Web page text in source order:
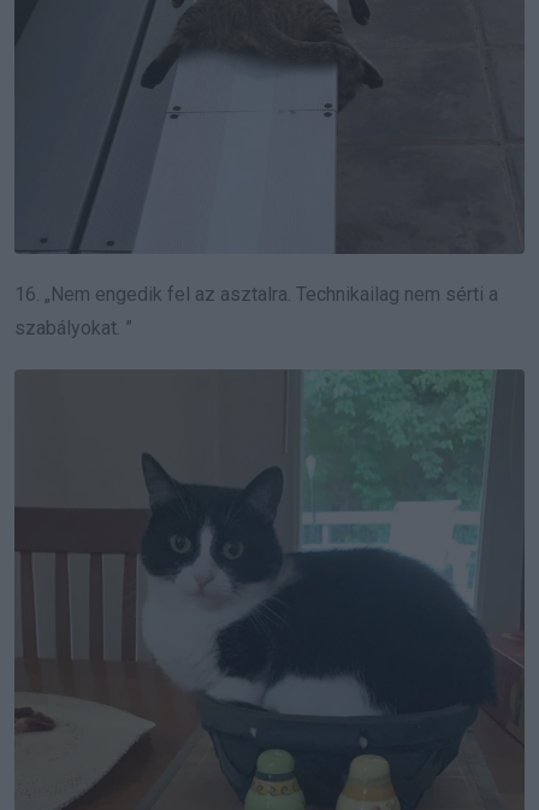
16. „Nem engedik fel az asztalra. Technikailag nem sérti a
szabályokat. ”